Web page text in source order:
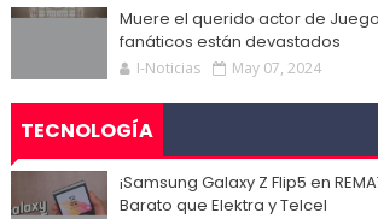
Muere el querido actor de
fanáticos están devastados
I-Noticias May 07, 2024
TECNOLOGÍA
¡Samsung Galaxy Z Flip5 en
Barato que Elektra y Telcel